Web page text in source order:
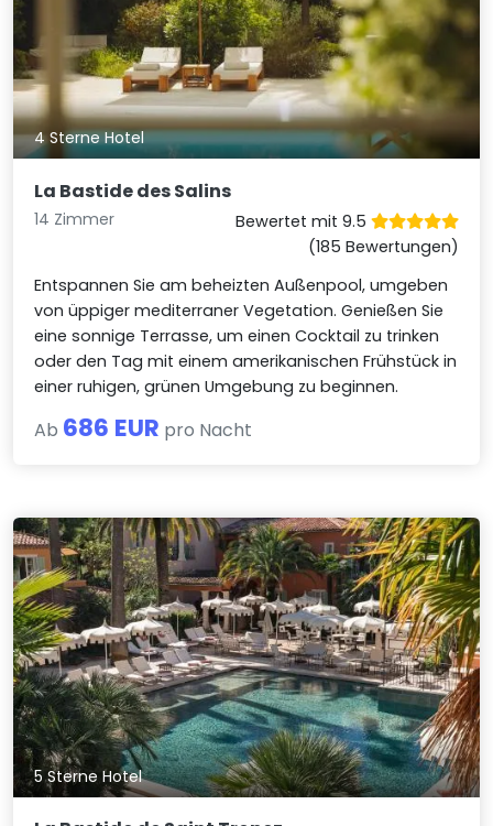
4 Sterne Hotel
La Bastide des Salins
14 Zimmer
Bewertet mit 9.5
(185 Bewertungen)
Entspannen Sie am beheizten Außenpool, umgeben
von üppiger mediterraner Vegetation. Genießen Sie
eine sonnige Terrasse, um einen Cocktail zu trinken
oder den Tag mit einem amerikanischen Frühstück in
einer ruhigen, grünen Umgebung zu beginnen.
Ab 686 EUR pro Nacht
5 Sterne Hotel